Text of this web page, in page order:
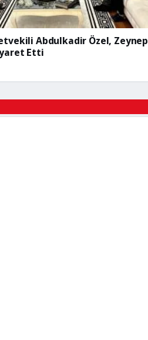
Abdulkadir Özel, Zeynep
Etti